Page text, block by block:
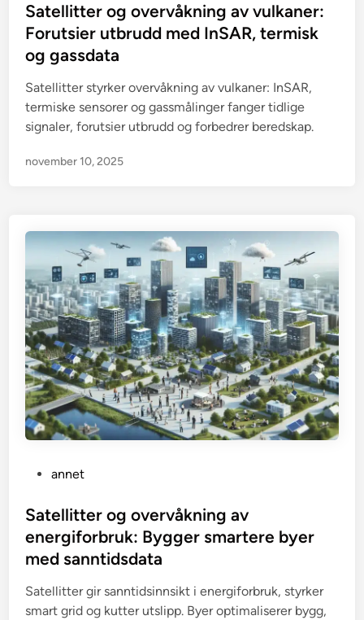
s
t
i
n
Satellitter og overvåkning av vulkaner:
Forutsier utbrudd med InSAR, termisk
og gassdata
Satellitter styrker overvåkning av vulkaner: InSAR,
termiske sensorer og gassmålinger fanger tidlige
signaler, forutsier utbrudd og forbedrer beredskap.
november 10, 2025
s
t
i
n
annet
Satellitter og overvåkning av
energiforbruk: Bygger smartere byer
med sanntidsdata
Satellitter gir sanntidsinnsikt i energiforbruk, styrker
smart grid og kutter utslipp. Byer optimaliserer bygg,